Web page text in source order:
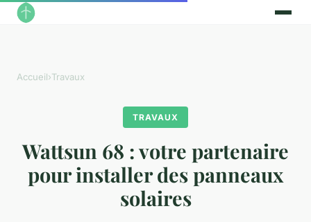
Accueil›Travaux
TRAVAUX
Wattsun 68 : votre partenaire
pour installer des panneaux
solaires